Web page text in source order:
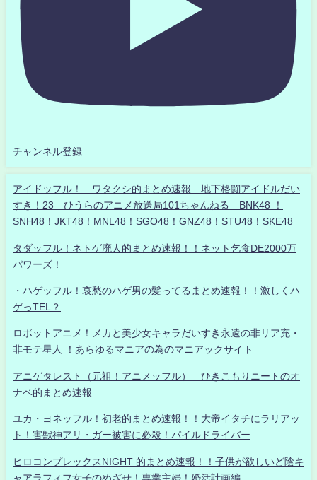
チャンネル登録
アイドッフル！ ワタクシ的まとめ速報 地下格闘アイドルだい
すき！23 ひうらのアニメ放送局101ちゃんねる BNK48 ！
SNH48！JKT48！MNL48！SGO48！GNZ48！STU48！SKE48
タダッフル！ネトゲ廃人的まとめ速報！！ネット乞食DE2000万
パワーズ！
・ハゲッフル！哀愁のハゲ男の髪ってるまとめ速報！！激しくハ
ゲっTEL？
ロボットアニメ！メカと美少女キャラだいすき永遠の非リア充・
非モテ星人 ！あらゆるマニアの為のマニアックサイト
アニゲタレスト（元祖！アニメッフル） ひきこもりニートのオ
ナベ的まとめ速報
ユカ・ヨネッフル！初老的まとめ速報！！大帝イタチにラリアッ
ト！害獣神アリ・ガー被害に必殺！パイルドライバー
ヒロコンプレックスNIGHT 的まとめ速報！！子供が欲しいど陰キ
ャアラフィフ女子のめざせ！専業主婦！婚活計画編